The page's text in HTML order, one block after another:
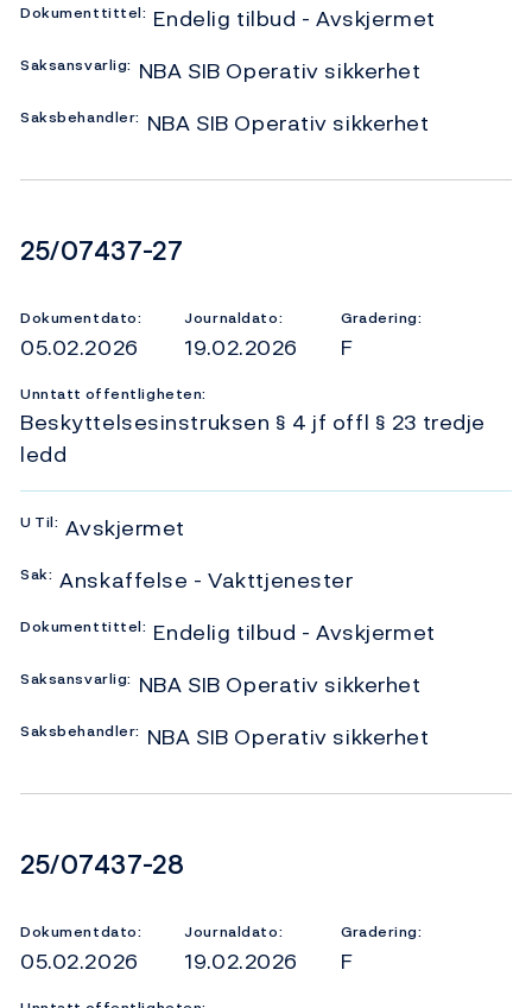
Dokumenttittel: Endelig tilbud - Avskjermet
Saksansvarlig: NBA SIB Operativ sikkerhet
Saksbehandler: NBA SIB Operativ sikkerhet
Dokumentnummer
25/07437-27
Dokumentdato:
05.02.2026
Journaldato:
19.02.2026
Gradering:
F
Unntatt offentligheten:
Beskyttelsesinstruksen § 4 jf offl § 23 tredje
ledd
U Til: Avskjermet
Sak: Anskaffelse - Vakttjenester
Dokumenttittel: Endelig tilbud - Avskjermet
Saksansvarlig: NBA SIB Operativ sikkerhet
Saksbehandler: NBA SIB Operativ sikkerhet
Dokumentnummer
25/07437-28
Dokumentdato:
05.02.2026
Journaldato:
19.02.2026
Gradering:
F